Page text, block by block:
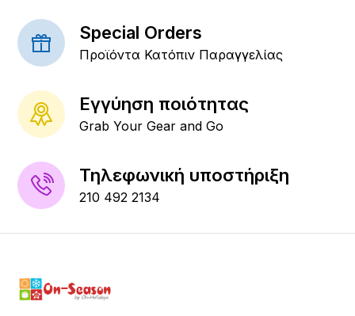
Special Orders
Προϊόντα Κατόπιν Παραγγελίας
Εγγύηση ποιότητας
Grab Your Gear and Go
Τηλεφωνική υποστήριξη
210 492 2134